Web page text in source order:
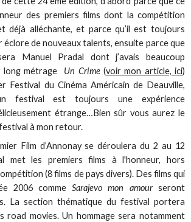
des premiers films dont la compétition
déjà alléchante, et parce qu’il est toujours
éclore de nouveaux talents, ensuite parce que
Manuel Pradal dont j’avais beaucoup
long métrage Un Crime(voir mon article, ici)
Festival du Cinéma Américain de Deauville,
festival est toujours une expérience
étrange…Bien sûr vous aurez le
à mon retour.
Film d’Annonay se déroulera du 2 au 12
met les premiers films à l'honneur, hors
(8 films de pays divers). Des films qui
2006 commeSarajevo mon amourseront
La section thématique du festival portera
road movies. Un hommage sera notamment